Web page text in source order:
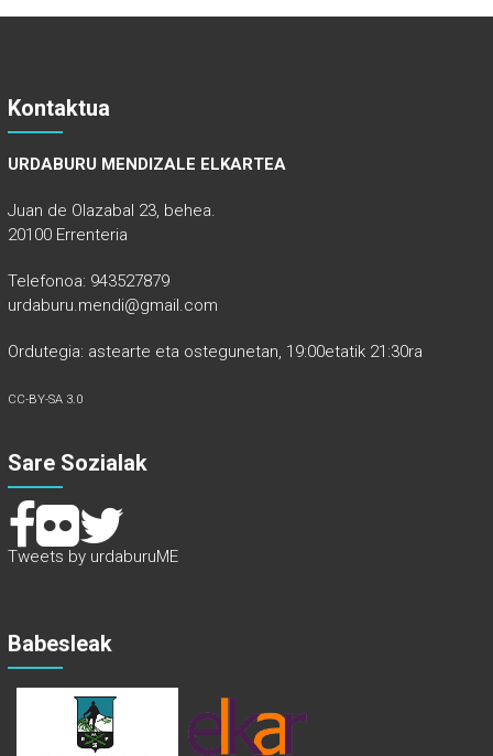
Kontaktua
URDABURU MENDIZALE ELKARTEA
Juan de Olazabal 23, behea.
20100 Errenteria
Telefonoa: 943527879
urdaburu.mendi@gmail.com
Ordutegia: astearte eta ostegunetan, 19:00etatik 21:30ra
CC-BY-SA 3.0
Sare Sozialak
Tweets by urdaburuME
Babesleak